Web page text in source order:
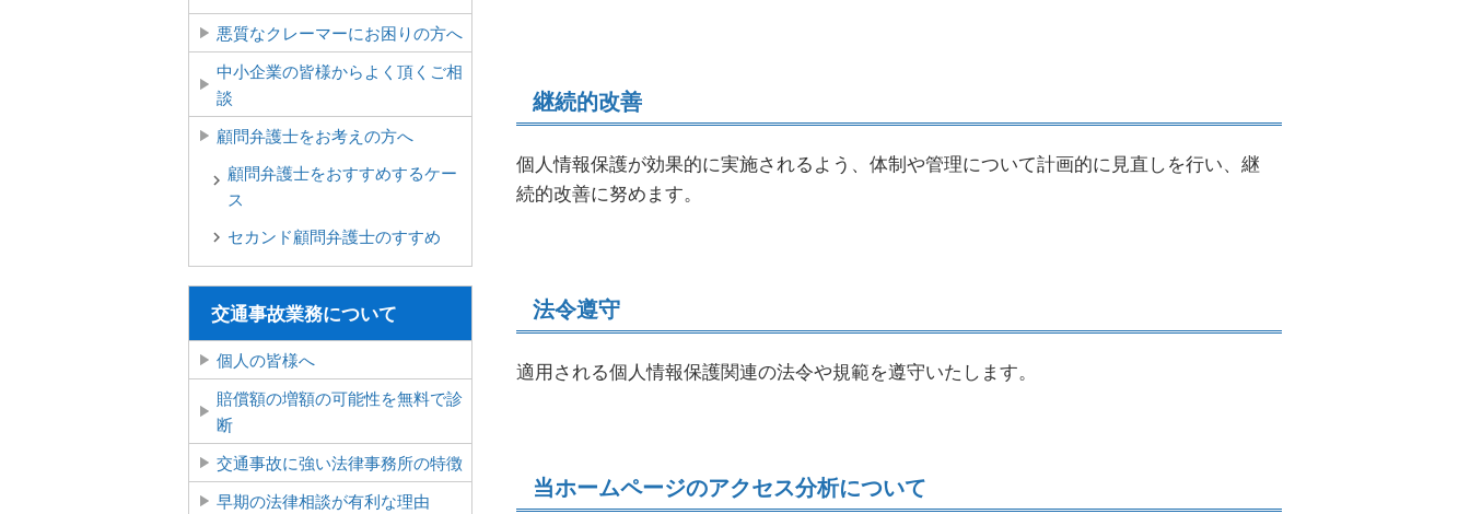
継続的改善
個人情報保護が効果的に実施されるよう、体制や管理について計画的に見直しを行い、継
続的改善に努めます。
法令遵守
適用される個人情報保護関連の法令や規範を遵守いたします。
当ホームページのアクセス分析について
悪質なクレーマーにお困りの方へ
中小企業の皆様からよく頂くご相
談
顧問弁護士をお考えの方へ
顧問弁護士をおすすめするケー
ス
セカンド顧問弁護士のすすめ
交通事故業務について
個人の皆様へ
賠償額の増額の可能性を無料で診
断
交通事故に強い法律事務所の特徴
早期の法律相談が有利な理由